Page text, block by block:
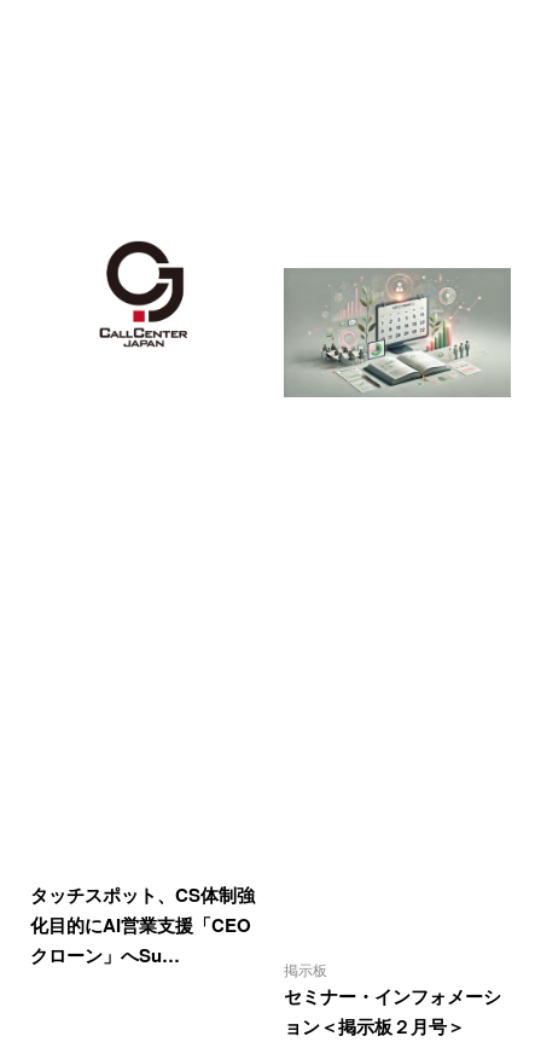
タッチスポット、CS体制強
化目的にAI営業支援「CEO
クローン」へSu…
掲示板
セミナー・インフォメーシ
ョン＜掲示板２月号＞